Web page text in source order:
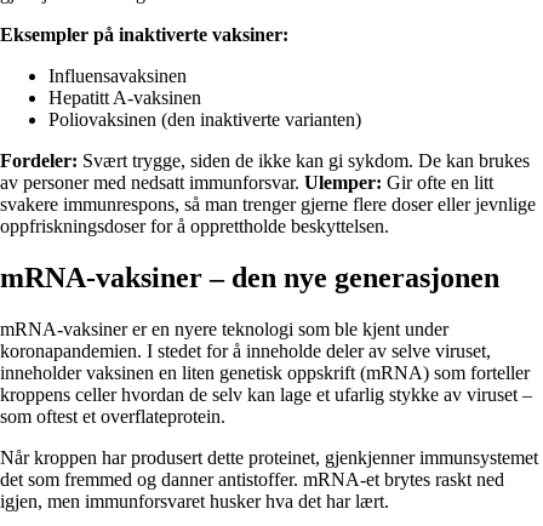
Eksempler på inaktiverte vaksiner:
Influensavaksinen
Hepatitt A-vaksinen
Poliovaksinen (den inaktiverte varianten)
Fordeler: Svært trygge, siden de ikke kan gi sykdom. De kan brukes
av personer med nedsatt immunforsvar. Ulemper: Gir ofte en litt
svakere immunrespons, så man trenger gjerne flere doser eller jevnlige
oppfriskningsdoser for å opprettholde beskyttelsen.
mRNA-vaksiner – den nye generasjonen
mRNA-vaksiner er en nyere teknologi som ble kjent under
koronapandemien. I stedet for å inneholde deler av selve viruset,
inneholder vaksinen en liten genetisk oppskrift (mRNA) som forteller
kroppens celler hvordan de selv kan lage et ufarlig stykke av viruset –
som oftest et overflateprotein.
Når kroppen har produsert dette proteinet, gjenkjenner immunsystemet
det som fremmed og danner antistoffer. mRNA-et brytes raskt ned
igjen, men immunforsvaret husker hva det har lært.